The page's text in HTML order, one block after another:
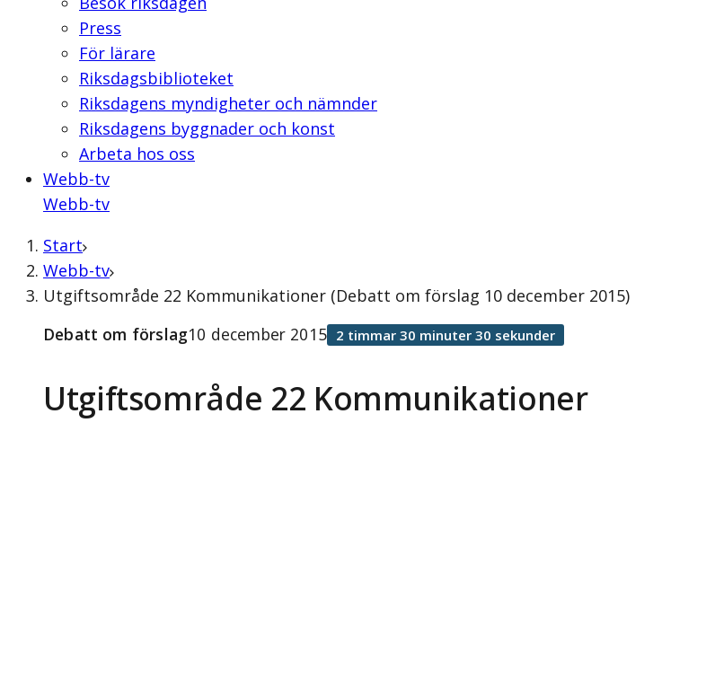
Press
För lärare
Riksdagsbiblioteket
Riksdagens myndigheter och nämnder
Riksdagens byggnader och konst
Arbeta hos oss
Webb-tv
Webb-tv
Start
Webb-tv
Utgiftsområde 22 Kommunikationer (Debatt om förslag 10 december 2015)
Utgiftsområde 22 Kommunikationer
Debatt om förslag10 december 2015 2 timmar 30 minuter 30 sekunder